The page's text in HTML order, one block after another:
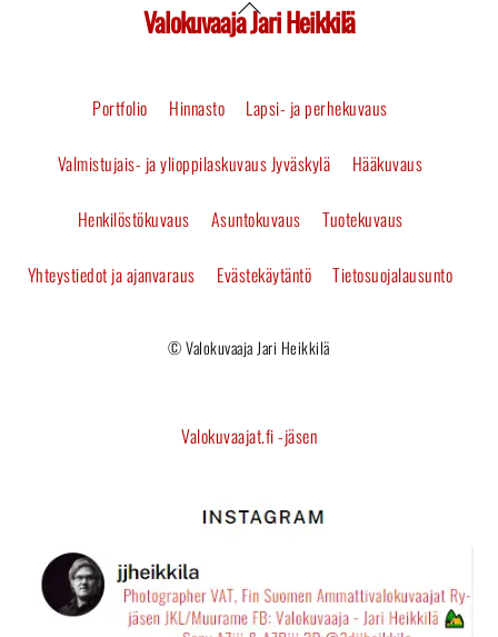
Back
Top
Valokuvaaja Jari Heikkilä
Portfolio Hinnasto Lapsi- ja perhekuvaus
Valmistujais- ja ylioppilaskuvaus Jyväskylä Hääkuvaus
Henkilöstökuvaus Asuntokuvaus Tuotekuvaus
Yhteystiedot ja ajanvaraus Evästekäytäntö Tietosuojalausunto
© Valokuvaaja Jari Heikkilä
Valokuvaajat.fi -jäsen